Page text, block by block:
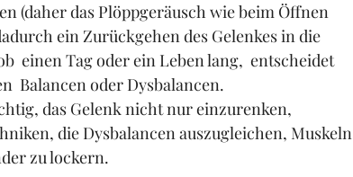
(daher das Plöppgeräusch wie beim Öffnen
ein Zurückgehen des Gelenkes in die
einen Tag oder ein Leben lang,  entscheidet
Balancen oder Dysbalancen.
das Gelenk nicht nur einzurenken,
die Dysbalancen auszugleichen, Muskeln
zu lockern.